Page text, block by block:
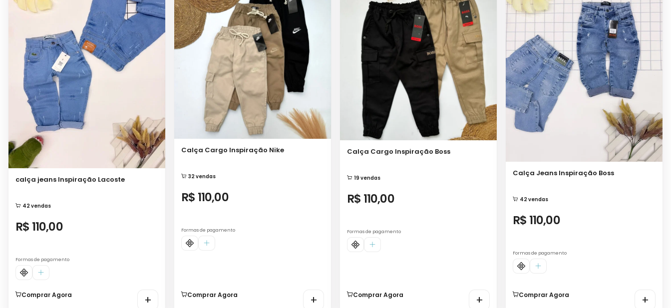
calça jeans Inspiração Lacoste
42 vendas
R$ 110,00
Formas de pagamento
Comprar Agora +
Calça Cargo Inspiração Nike
32 vendas
R$ 110,00
Formas de pagamento
Comprar Agora +
Calça Cargo Inspiração Boss
19 vendas
R$ 110,00
Formas de pagamento
Comprar Agora +
Calça Jeans Inspiração Boss
42 vendas
R$ 110,00
Formas de pagamento
Comprar Agora +